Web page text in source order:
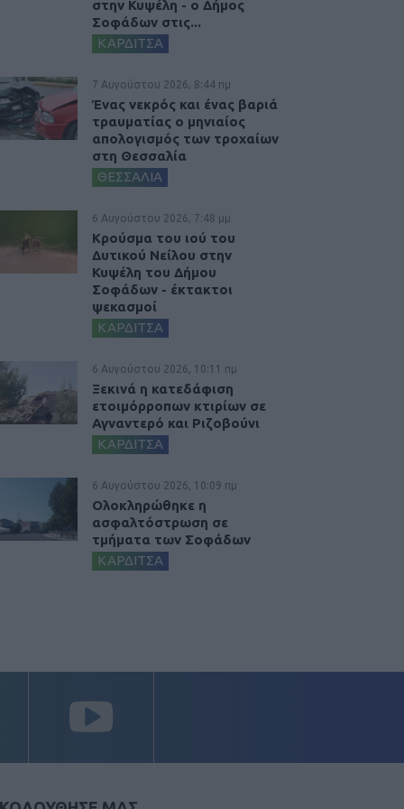
στην Κυψέλη - ο Δήμος
Σοφάδων στις...
ΚΑΡΔΙΤΣΑ
7 Αυγούστου 2026, 8:44 πμ
Ένας νεκρός και ένας βαριά
τραυματίας ο μηνιαίος
απολογισμός των τροχαίων
στη Θεσσαλία
ΘΕΣΣΑΛΙΑ
6 Αυγούστου 2026, 7:48 μμ
Κρούσμα του ιού του
Δυτικού Νείλου στην
Κυψέλη του Δήμου
Σοφάδων - έκτακτοι
ψεκασμοί
ΚΑΡΔΙΤΣΑ
6 Αυγούστου 2026, 10:11 πμ
Ξεκινά η κατεδάφιση
ετοιμόρροπων κτιρίων σε
Αγναντερό και Ριζοβούνι
ΚΑΡΔΙΤΣΑ
6 Αυγούστου 2026, 10:09 πμ
Ολοκληρώθηκε η
ασφαλτόστρωση σε
τμήματα των Σοφάδων
ΚΑΡΔΙΤΣΑ